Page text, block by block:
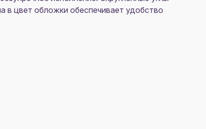
в цвет обложки обеспечивает удобство